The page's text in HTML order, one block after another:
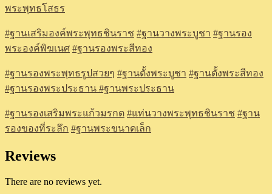
พระพุทธโสธร
#ฐานเสริมองค์พระพุทธชินราช #ฐานวางพระบูชา #ฐานรอง
พระองค์พิฆเนศ #ฐานรองพระสีทอง
#ฐานรองพระพุทธรูปสวยๆ #ฐานตั้งพระบูชา #ฐานตั้งพระสีทอง
#ฐานรองพระประธาน #ฐานพระประธาน
#ฐานรองเสริมพระแก้วมรกต #แท่นวางพระพุทธชินราช #ฐาน
รองของที่ระลึก #ฐานพระขนาดเล็ก
Reviews
There are no reviews yet.